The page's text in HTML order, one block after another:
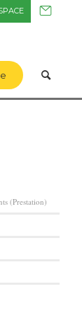
(Prestation)